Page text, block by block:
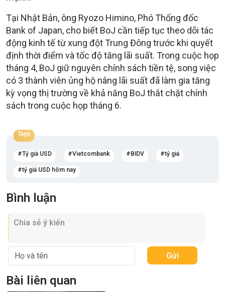
Tại Nhật Bản, ông Ryozo Himino, Phó Thống đốc
Bank of Japan, cho biết BoJ cần tiếp tục theo dõi tác
động kinh tế từ xung đột Trung Đông trước khi quyết
định thời điểm và tốc độ tăng lãi suất. Trong cuộc họp
tháng 4, BoJ giữ nguyên chính sách tiền tệ, song việc
có 3 thành viên ủng hộ nâng lãi suất đã làm gia tăng
kỳ vọng thị trường về khả năng BoJ thắt chặt chính
sách trong cuộc họp tháng 6.
Tags
Tỷ giá USD Vietcombank BIDV tỷ giá
tỷ giá USD hôm nay
Bài liên quan
Bình luận
Gửi